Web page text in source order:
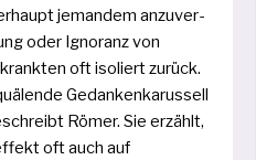
jeman­dem anzu­ver­
oder Ignoranz von
oft iso­liert zurück.
Gedanken­karussell
Römer. Sie erzählt,
oft auch auf